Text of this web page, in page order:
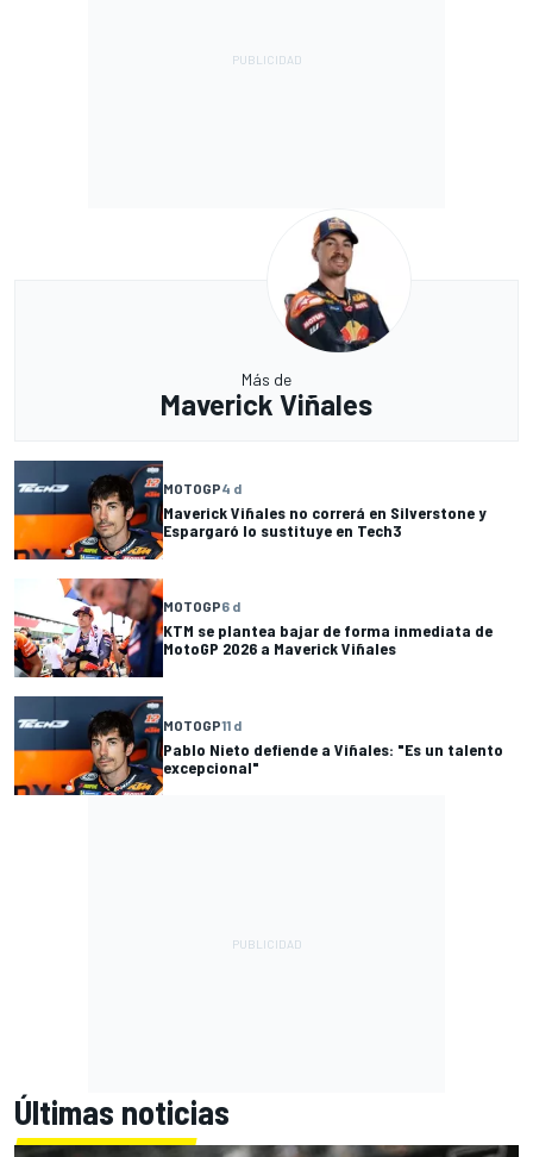
Más de
Maverick Viñales
MOTOGP4 d
Maverick Viñales no correrá en Silverstone y
Espargaró lo sustituye en Tech3
MOTOGP6 d
KTM se plantea bajar de forma inmediata de
MotoGP 2026 a Maverick Viñales
MOTOGP11 d
Pablo Nieto defiende a Viñales: "Es un talento
excepcional"
Últimas noticias